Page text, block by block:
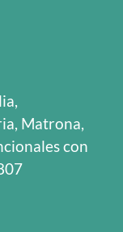
Matrona,
con